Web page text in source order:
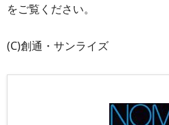
をご覧ください。
(C)創通・サンライズ